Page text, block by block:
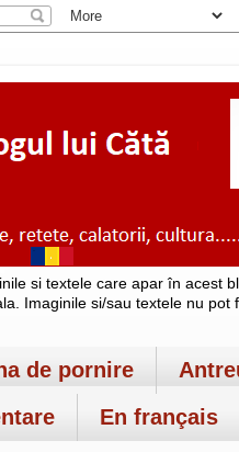
si textele care apar în acest
Imaginile si/sau textele nu
de pornire
En français